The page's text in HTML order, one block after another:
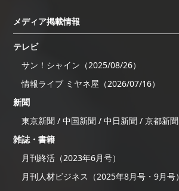
メディア掲載情報
テレビ
サン！シャイン（2025/08/26）
情報ライブ ミヤネ屋（2026/07/16）
新聞
東京新聞 / 中国新聞 / 中日新聞 / 京都新聞
雑誌・書籍
月刊終活（2023年6月号）
月刊人材ビジネス（2025年8月号・9月号）